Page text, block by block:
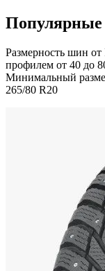
Размерность шин
профилем от 40 до
Минимальный
265/80 R20